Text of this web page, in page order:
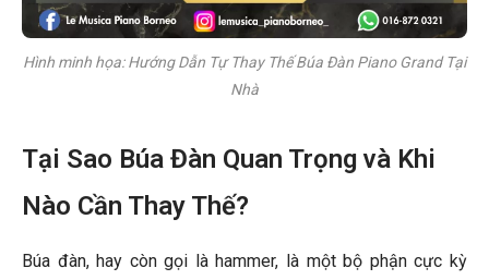
Hình minh họa: Hướng Dẫn Tự Thay Thế Búa Đàn Piano Grand Tại
Nhà
Tại Sao Búa Đàn Quan Trọng và Khi
Nào Cần Thay Thế?
Búa đàn, hay còn gọi là hammer, là một bộ phận cực kỳ